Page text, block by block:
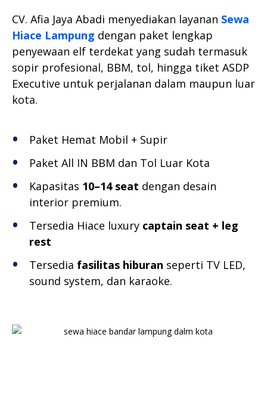
CV. Afia Jaya Abadi menyediakan layanan Sewa
Hiace Lampung dengan paket lengkap
penyewaan elf terdekat yang sudah termasuk
sopir profesional, BBM, tol, hingga tiket ASDP
Executive untuk perjalanan dalam maupun luar
kota.
Paket Hemat Mobil + Supir
Paket All IN BBM dan Tol Luar Kota
Kapasitas 10–14 seat dengan desain
interior premium.
Tersedia Hiace luxury captain seat + leg
rest
Tersedia fasilitas hiburan seperti TV LED,
sound system, dan karaoke.